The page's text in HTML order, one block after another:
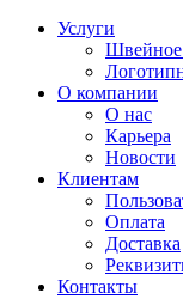
Услуги
Швейное
О компании
О нас
Карьера
Новости
Клиентам
Оплата
Доставка
Контакты